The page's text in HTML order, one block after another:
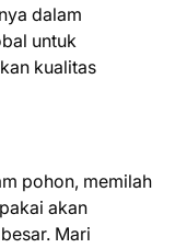
dalam
untuk
kualitas
pohon, memilah
akan
Mari